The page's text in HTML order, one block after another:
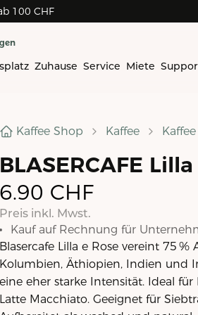
100 CHF
Zuhause Service Miete
Kaffee Shop Kaffee
BLASERCAFE
6.90 CHF
Preis inkl. Mwst.
Kauf auf Rechnung für
Blasercafe Lilla e Rose vereint 75
Kolumbien, Äthiopien, Indien und
eine eher starke Intensität. Ideal für
Latte Macchiato. Geeignet für